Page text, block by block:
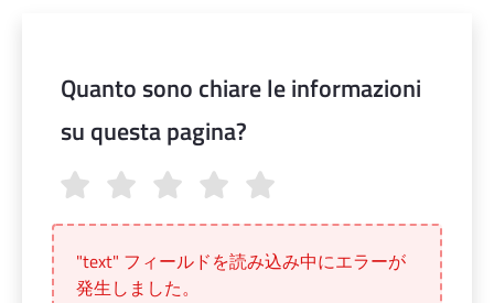
Quanto sono chiare le informazioni
su questa pagina?
Quanto sono chiare le informazioni su questa pagina?
"text" フィールドを読み込み中にエラーが
発生しました。